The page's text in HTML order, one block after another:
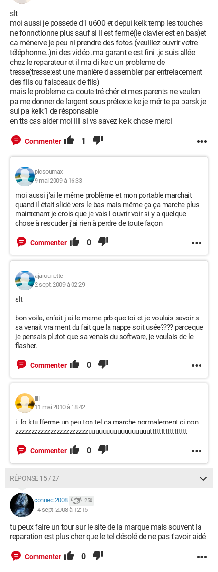
slt
moi aussi je possede d1 u600 et depui kelk temp les touches
ne fonnctionne plus sauf si il est fermé(le clavier est en bas)et
ca ménerve je peu ni prendre des fotos (veuillez ouvrir votre
téléphonne..)ni des vidéo .ma garantie est fini .je suis allée
chez le reparateur et il ma di ke c un probleme de
tresse(tresse:est une manière d'assembler par entrelacement
des fils ou faisceaux de fils)
mais le probleme ca coute tré chér et mes parents ne veulen
pa me donner de largent sous prétexte ke je mérite pa parsk je
sui pa kelk1 de résponsable
en tts cas aider moiiiiii si vs savez kelk chose merci
Commenter 1
picsoumax
9 mai 2009 à 16:33
moi aussi j'ai le même problème et mon portable marchait
quand il était slidé vers le bas mais même ça ça marche plus
maintenant je crois que je vais l ouvrir voir si y a quelque
chose à resouder j'ai rien à perdre de toute façon
Commenter 0
ajarounette
2 sept. 2009 à 02:29
slt
bon voila, enfait j ai le meme prb que toi et je voulais savoir si
sa venait vraiment du fait que la nappe soit usée???? parceque
je pensais plutot que sa venais du software, je voulais dc le
flasher.
Commenter 0
lili
11 mai 2010 à 18:42
il fo ktu fferme un peu ton tel ca marche normalement ci non
zzzzzzzzzzzzzzzzzzzzzzzuuuuuuuuuuuuuuuuuttttttttttttttttt
Commenter 0
RÉPONSE 15 / 27
connect2008 250
14 sept. 2008 à 12:15
tu peux faire un tour sur le site de la marque mais souvent la
reparation est plus cher que le tel désolé de ne pas t'avoir aidé
Commenter 0